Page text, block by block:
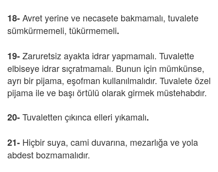
18-Avret yerine ve necasete bakmamalı, tuvalete
sümkürmemeli, tükürmemeli.
19-Zaruretsiz ayakta idrar yapmamalı. Tuvalette
elbiseye idrar sıçratmamalı. Bunun için mümkünse,
ayrı bir pijama, eşofman kullanılmalıdır. Tuvalete özel
pijama ile ve başı örtülü olarak girmek müstehabdır.
20-Tuvaletten çıkınca elleri yıkamalı.
21- Hiçbir suya, cami duvarına, mezarlığa ve yola
abdest bozmamalıdır.